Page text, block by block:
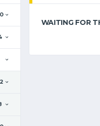
WAITING FOR